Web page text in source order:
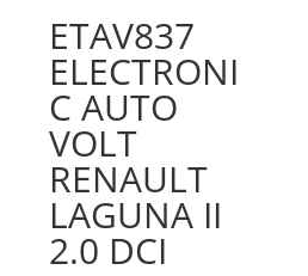
ETAV837
ELECTRONI
C AUTO
VOLT
RENAULT
LAGUNA II
2.0 DCI